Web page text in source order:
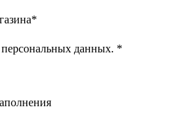
*
персональных данных. *